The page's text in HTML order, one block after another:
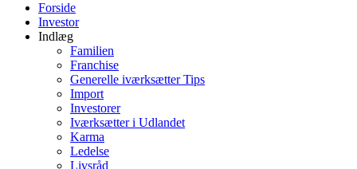
Forside
Investor
Indlæg
Familien
Franchise
Generelle iværksætter Tips
Import
Investorer
Iværksætter i Udlandet
Karma
Ledelse
Livsråd